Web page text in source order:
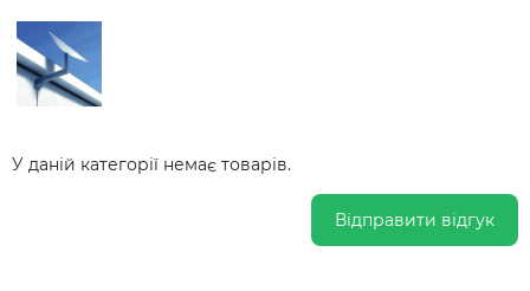
У даній категорії немає товарів.
Відправити відгук